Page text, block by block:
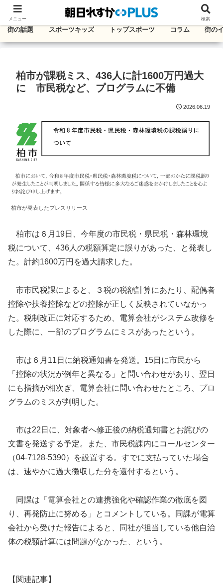
千葉・東葛エリアのタウン情報紙
街の話題 スポーツキッズ トップスポーツ コラム 街の
柏市が課税ミス、436人に計1600万円過大
に 市民税など、プログラムに不備
2026.06.19
柏市が発表したプレスリリース
柏市は６月19日、今年度の市民税・県民税・森林環境
税について、436人の税額算定に誤りがあった、と発表し
た。計約1600万円を過大請求した。
市市民税課によると、３税の税額計算にあたり、配偶者
控除や扶養控除などの控除が正しく反映されていなかっ
た。税制改正に対応するため、電算会社がシステム改修を
した際に、一部のプログラムにミスがあったという。
市は６月11日に納税通知書を発送。15日に市民から
「控除の状況が例年と異なる」と問い合わせがあり、翌日
にも指摘が相次ぎ、電算会社に問い合わせたところ、プロ
グラムのミスが判明した。
市は22日に、対象者へ修正後の納税通知書とお詫びの
文書を発送する予定。また、市民税課内にコールセンター
（04-7128-5390）を設置する。すでに支払っていた場合
は、速やかに過大徴収した分を還付するという。
同課は「電算会社との連携強化や確認作業の徹底を図
り、再発防止に努める」とコメントしている。同課が電算
会社から受けた報告によると、同社が担当している他自治
体の税額計算には問題がなかった、という。
【関連記事】
メニュー 検索